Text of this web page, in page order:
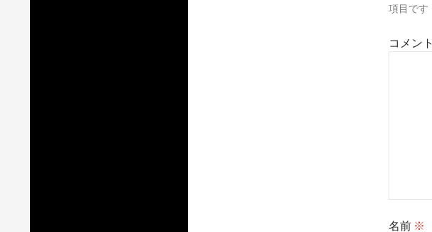
項目です
コメント
名前 ※